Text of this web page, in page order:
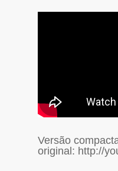
Versão
original: http://